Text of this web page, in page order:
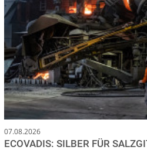
07.08.2026
ECOVADIS: SILBER FÜR